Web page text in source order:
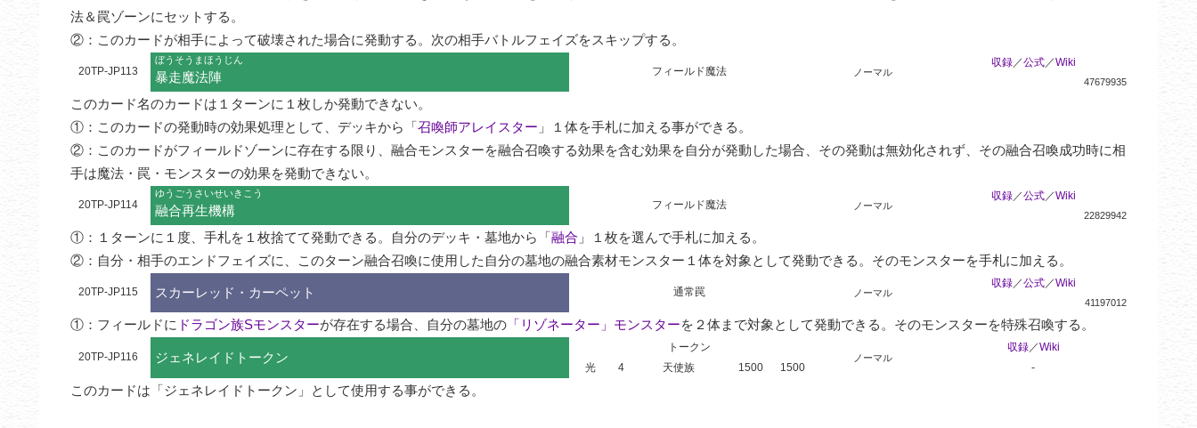
法＆罠ゾーンにセットする。
②：このカードが相手によって破壊された場合に発動する。次の相手バトルフェイズをスキップする。
20TP-JP113
ぼうそうまほうじん
暴走魔法陣 フィールド魔法 ノーマル
収録／公式／Wiki
47679935
このカード名のカードは１ターンに１枚しか発動できない。
①：このカードの発動時の効果処理として、デッキから「 召喚師アレイスター 」１体を手札に加える事ができる。
②：このカードがフィールドゾーンに存在する限り、融合モンスターを融合召喚する効果を含む効果を自分が発動した場合、その発動は無効化されず、その融合召喚成功時に相
手は魔法・罠・モンスターの効果を発動できない。
20TP-JP114
ゆうごうさいせいきこう
融合再生機構 フィールド魔法 ノーマル
収録／公式／Wiki
22829942
①：１ターンに１度、手札を１枚捨てて発動できる。自分のデッキ・墓地から「 融合 」１枚を選んで手札に加える。
②：自分・相手のエンドフェイズに、このターン融合召喚に使用した自分の墓地の融合素材モンスター１体を対象として発動できる。そのモンスターを手札に加える。
20TP-JP115 スカーレッド・カーペット 通常罠 ノーマル
収録／公式／Wiki
41197012
①：フィールドに ドラゴン族Sモンスターが存在する場合、自分の墓地の 「リゾネーター」モンスターを２体まで対象として発動できる。そのモンスターを特殊召喚する。
20TP-JP116 ジェネレイドトークン
トークン
ノーマル
収録／Wiki
光
4 天使族 1500 1500 -
このカードは「ジェネレイドトークン」として使用する事ができる。